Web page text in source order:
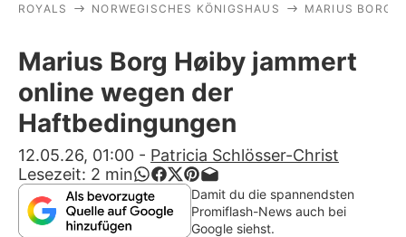
Stars
Filme & Serien
Lifestyle
Familie & Liebe
Promiflash Exklusiv
ROYALS NORWEGISCHES KÖNIGSHAUS MARIUS BORG
Marius Borg Høiby jammert
online wegen der
Haftbedingungen
12.05.26, 01:00 - Patricia Schlösser-Christ
Lesezeit: 2 min
Damit du die spannendsten
Promiflash-News auch bei
Google siehst.